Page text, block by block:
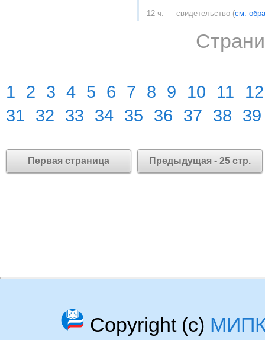
12 ч. — свидетельство (см.
1 2 3 4 5 6 7 8 9 10 11
12
31
32 33 34 35 36 37 38 39
Первая страница Предыдущая - 25 стр.
Copyright (c)